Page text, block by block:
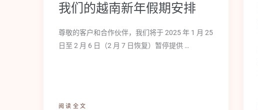
我们的越南新年假期安排
尊敬的客户和合作伙伴，我们将于 2025 年 1 月 25
日至 2 月 6 日（2 月 7 日恢复）暂停提供 …
阅读全文